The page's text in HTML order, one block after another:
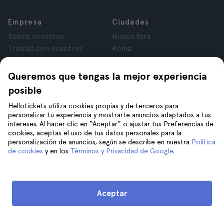
Queremos que tengas la mejor experiencia
posible
Hellotickets utiliza cookies propias y de terceros para
personalizar tu experiencia y mostrarte anuncios adaptados a tus
intereses. Al hacer clic en “Aceptar” o ajustar tus Preferencias de
cookies, aceptas el uso de tus datos personales para la
personalización de anuncios, según se describe en nuestra Política
de cookies y en los Términos y Privacidad de Google.
Aceptar
Empresa
Sobre nosotros
Trabajá con nosotros
Opiniones
Privacidad
Términos y Condiciones
Aviso Legal
Cookies
Ciudades
Nueva York
Roma
Londres
Granada
Tenerife
Ayuda
Unite a nosotros en